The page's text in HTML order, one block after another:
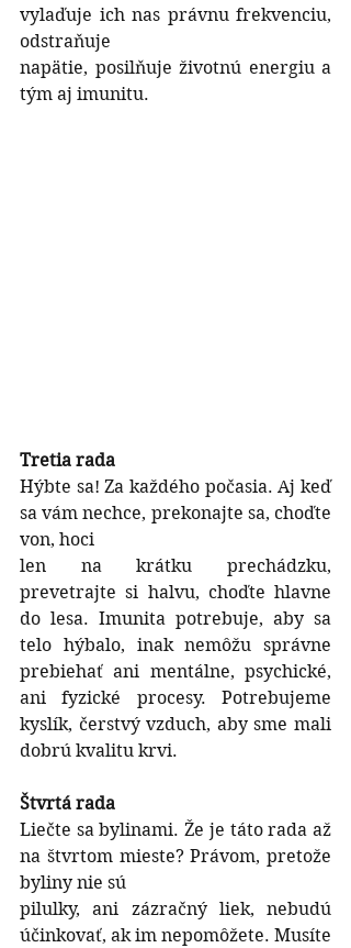
vylaďuje ich nas právnu frekvenciu,
odstraňuje
napätie, posilňuje životnú energiu a
tým aj imunitu.
Tretia rada
Hýbte sa! Za každého počasia. Aj keď
sa vám nechce, prekonajte sa, choďte
von, hoci
len na krátku prechádzku,
prevetrajte si halvu, choďte hlavne
do lesa. Imunita potrebuje, aby sa
telo hýbalo, inak nemôžu správne
prebiehať ani mentálne, psychické,
ani fyzické procesy. Potrebujeme
kyslík, čerstvý vzduch, aby sme mali
dobrú kvalitu krvi.
Štvrtá rada
Liečte sa bylinami. Že je táto rada až
na štvrtom mieste? Právom, pretože
byliny nie sú
pilulky, ani zázračný liek, nebudú
účinkovať, ak im nepomôžete. Musíte